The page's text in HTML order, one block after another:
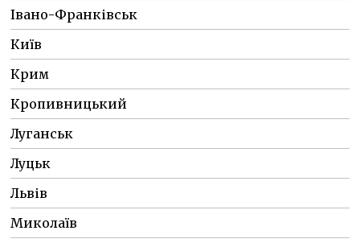
Івано-Франківськ
Київ
Крим
Кропивницький
Луганськ
Луцьк
Львів
Миколаїв